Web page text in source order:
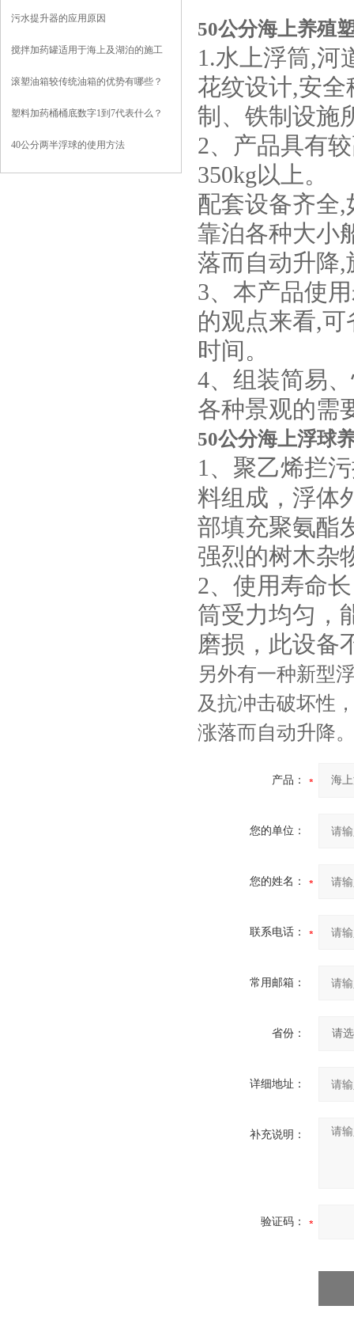
污水提升器的应用原因
搅拌加药罐适用于海上及湖泊的施工
滚塑油箱较传统油箱的优势有哪些？
塑料加药桶桶底数字1到7代表什么？
40公分两半浮球的使用方法
50公分海上养殖
1.水上浮筒,河
花纹设计,安
制、铁制设施
2、产品具有
350kg以上。
配套设备齐全
靠泊各种大小
落而自动升降
3、本产品使
的观点来看,
时间。
4、组装简易
各种景观的需
50公分海上浮球
1、聚乙烯拦
料组成，浮体
部填充聚氨酯
强烈的树木杂
2、使用寿命
筒受力均匀，
磨损，此设备
另外有一种新型
及抗冲击破坏性
涨落而自动升降
产品：
您的单位：
您的姓名：
联系电话：
常用邮箱：
省份：
详细地址：
补充说明：
验证码：